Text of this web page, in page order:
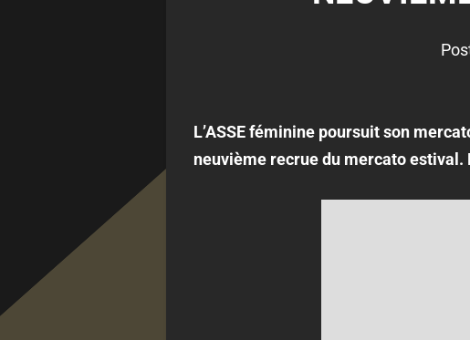
L’ASSE féminine poursuit son
neuvième recrue du mercato estival.